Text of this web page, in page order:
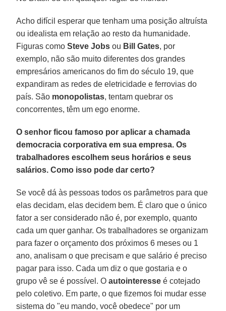
Acho difícil esperar que tenham uma posição altruísta
ou idealista em relação ao resto da humanidade.
Figuras comoSteve Jobs ou Bill Gates, por
exemplo, não são muito diferentes dos grandes
empresários americanos do fim do século 19, que
expandiram as redes de eletricidade e ferrovias do
país. São monopolistas, tentam quebrar os
concorrentes, têm um ego enorme.
O senhor ficou famoso por aplicar a chamada
democracia corporativa em sua empresa. Os
trabalhadores escolhem seus horários e seus
salários. Como isso pode dar certo?
Se você dá às pessoas todos os parâmetros para que
elas decidam, elas decidem bem. É claro que o único
fator a ser considerado não é, por exemplo, quanto
cada um quer ganhar. Os trabalhadores se organizam
para fazer o orçamento dos próximos 6 meses ou 1
ano, analisam o que precisam e que salário é preciso
pagar para isso. Cada um diz o que gostaria e o
grupo vê se é possível. Oautointeresse é cotejado
pelo coletivo. Em parte, o que fizemos foi mudar esse
sistema do "eu mando, você obedece" por um